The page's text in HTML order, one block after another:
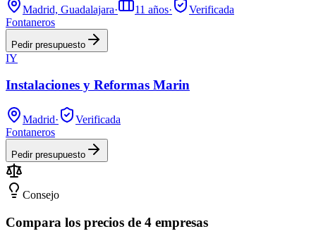
Madrid, Guadalajara· 11 años·
Verificada
Fontaneros
Pedir presupuesto
IY
Instalaciones y Reformas Marin
Madrid·
Verificada
Fontaneros
Pedir presupuesto
Consejo
Compara los precios de 4 empresas